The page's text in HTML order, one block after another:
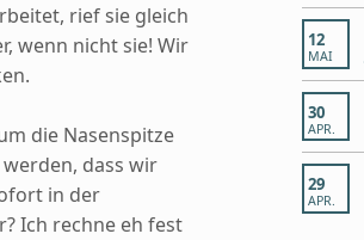
rief sie gleich
wenn nicht sie! Wir
die Nasenspitze
dass wir
in der
Ich rechne eh fest
12
MAI
30
APR.
29
APR.